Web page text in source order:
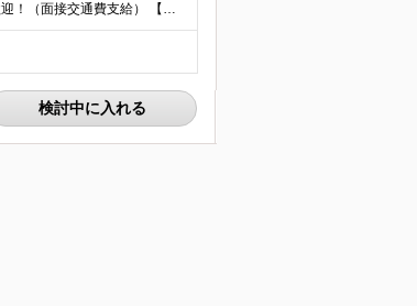
★千葉・大阪の自社事務所 ★地元密着、転勤なし！ ★Ｕ・Iターン歓迎！（面接交通費支給） 【具体的な勤務地】 ※当社堺事務所（大阪）もしくは五井事務所（千葉） ◆堺事務所 （住所） 大阪府堺市堺区
検討中に入れる